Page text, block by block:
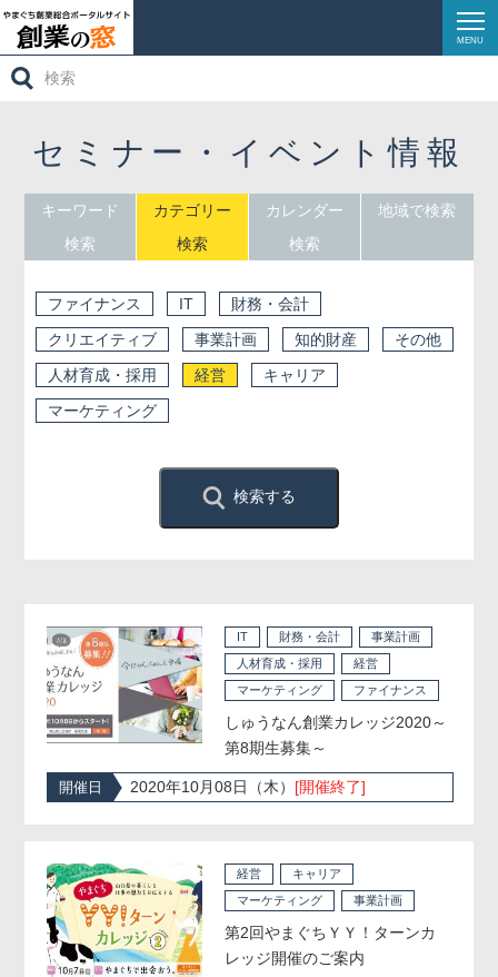
MENU
検
索:
創業ガイダンス
創業相談窓口
リンク集
セミナー・イベント情報
キーワード
検索
カテゴリー
検索
カレンダー
検索
地域で検索
ファイナンス IT
財務・会計
クリエイティブ
事業計画 知的財産
その他
人材育成・採用
経営
キャリア
マーケティング
検索する
IT 財務・会計
事業計画
人材育成・採用
経営
マーケティング
ファイナンス
しゅうなん創業カレッジ2020～
第8期生募集～
開催日 2020年10月08日（木） [開催終了]
経営
キャリア
マーケティング
事業計画
第2回やまぐちＹＹ！ターンカ
レッジ開催のご案内